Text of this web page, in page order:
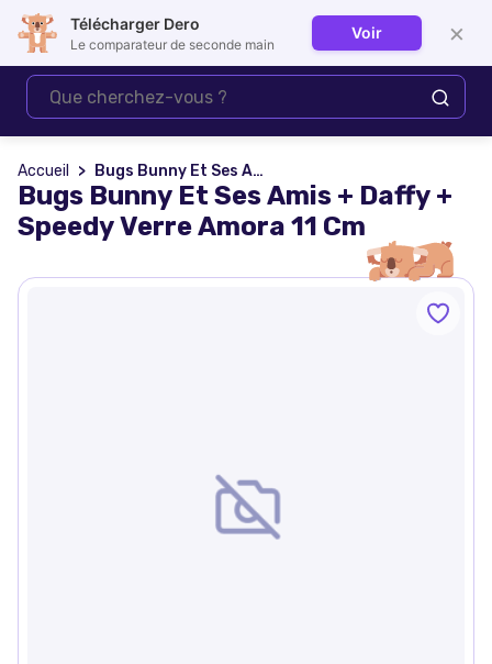
Se connecter
Accueil Bugs Bunny Et Ses Amis + Daffy + Speedy Verre Amora 11 Cm
Bugs Bunny Et Ses Amis + Daffy +
Speedy Verre Amora 11 Cm
Télécharger Dero
Le comparateur de seconde main
Voir ×